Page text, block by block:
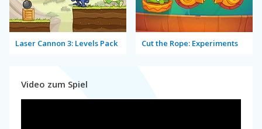
Laser Cannon 3: Levels Pack Cut the Rope: Experiments
Video zum Spiel